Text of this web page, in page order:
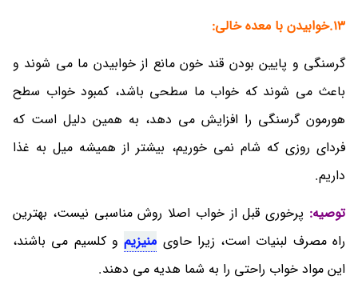
13.خوابیدن با معده خالی:
گرسنگی و پایین بودن قند خون مانع از خوابیدن ما می شوند و
باعث می شوند که خواب ما سطحی باشد، کمبود خواب سطح
هورمون گرسنگی را افزایش می دهد، به همین دلیل است که
فردای روزی که شام نمی خوریم، بیشتر از همیشه میل به غذا
داریم.
توصیه: پرخوری قبل از خواب اصلا روش مناسبی نیست، بهترین
راه مصرف لبنیات است، زیرا حاوی منیزیمو کلسیم می باشند،
این مواد خواب راحتی را به شما هدیه می دهند.